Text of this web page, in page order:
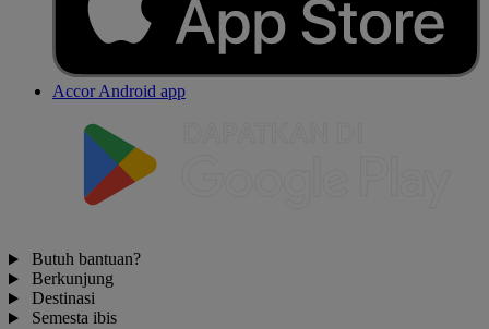
Accor Android app
Butuh bantuan?
Berkunjung
Destinasi
Semesta ibis